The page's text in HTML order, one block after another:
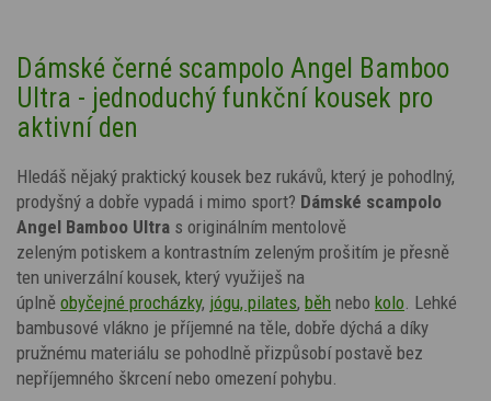
Dámské černé scampolo Angel Bamboo
Ultra - jednoduchý funkční kousek pro
aktivní den
Hledáš nějaký praktický kousek bez rukávů, který je pohodlný,
prodyšný a dobře vypadá i mimo sport? Dámské scampolo
Angel Bamboo Ultra s originálním mentolově
zeleným potiskem a kontrastním zeleným prošitím je přesně
ten univerzální kousek, který využiješ na
úplně obyčejné procházky, jógu, pilates, běh nebo kolo . Lehké
bambusové vlákno je příjemné na těle, dobře dýchá a díky
pružnému materiálu se pohodlně přizpůsobí postavě bez
nepříjemného škrcení nebo omezení pohybu.